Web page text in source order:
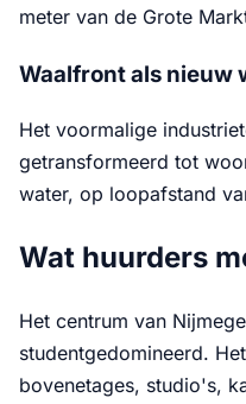
meter van de Grote
Waalfront als nieuw
Het voormalige
getransformeerd tot
water, op loopafstand
Wat huurders
Het centrum van
studentgedomineerd.
bovenetages, studio's,